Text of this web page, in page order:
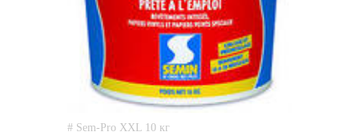
# Sem-Pro XXL 10 кг